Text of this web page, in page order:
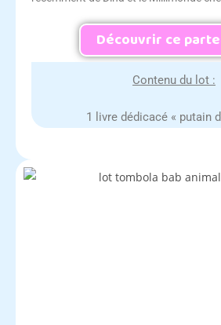
Découvrir ce
Contenu du lot :
1 livre dédicacé « putain